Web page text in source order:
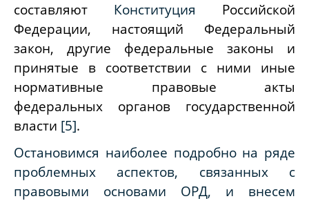
составляют Конституция Российской
Федерации, настоящий Федеральный
закон, другие федеральные законы и
принятые в соответствии с ними иные
нормативные правовые акты
федеральных органов государственной
власти [5].
Остановимся наиболее подробно на ряде
проблемных аспектов, связанных с
правовыми основами ОРД, и внесем